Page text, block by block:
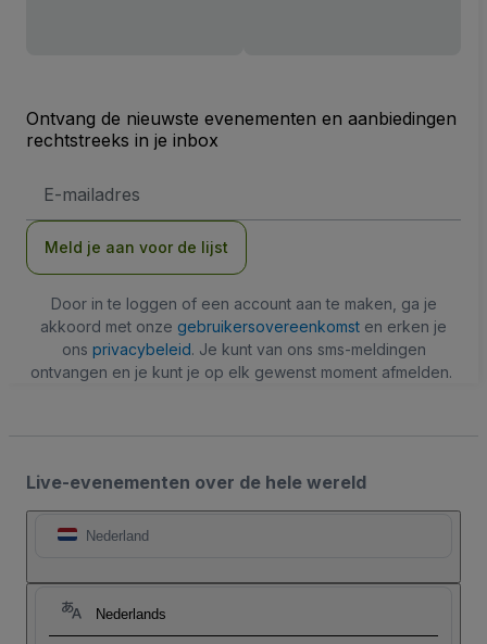
Ontvang de nieuwste evenementen en aanbiedingen
rechtstreeks in je inbox
mailadres
Meld je aan voor de lijst
Door in te loggen of een account aan te maken, ga je
akkoord met onze gebruikersovereenkomst en erken je
ons privacybeleid. Je kunt van ons sms-meldingen
ontvangen en je kunt je op elk gewenst moment afmelden.
Live-evenementen over de hele wereld
Nederland
Nederlands